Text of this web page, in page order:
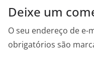
Deixe um
O seu endereço de e-
obrigatórios são